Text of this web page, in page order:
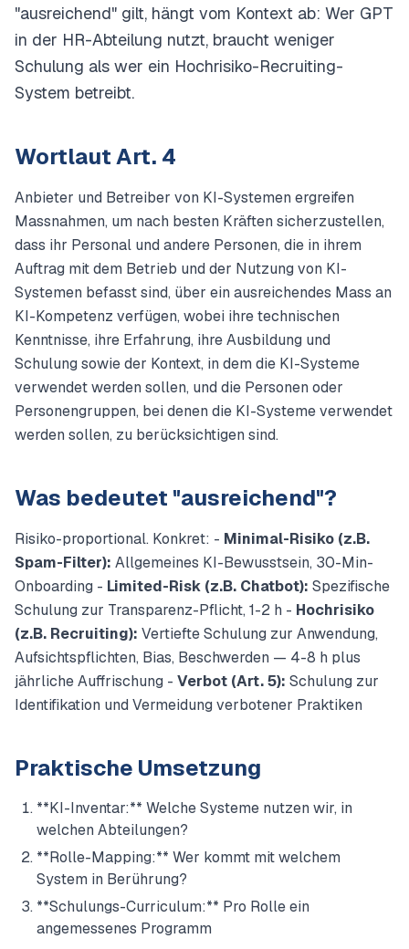
"ausreichend" gilt, hängt vom Kontext ab: Wer GPT
in der HR-Abteilung nutzt, braucht weniger
Schulung als wer ein Hochrisiko-Recruiting-
System betreibt.
Wortlaut Art. 4
Anbieter und Betreiber von KI-Systemen ergreifen
Massnahmen, um nach besten Kräften sicherzustellen,
dass ihr Personal und andere Personen, die in ihrem
Auftrag mit dem Betrieb und der Nutzung von KI-
Systemen befasst sind, über ein ausreichendes Mass an
KI-Kompetenz verfügen, wobei ihre technischen
Kenntnisse, ihre Erfahrung, ihre Ausbildung und
Schulung sowie der Kontext, in dem die KI-Systeme
verwendet werden sollen, und die Personen oder
Personengruppen, bei denen die KI-Systeme verwendet
werden sollen, zu berücksichtigen sind.
Was bedeutet "ausreichend"?
Risiko-proportional. Konkret: - Minimal-Risiko (z.B.
Spam-Filter): Allgemeines KI-Bewusstsein, 30-Min-
Onboarding - Limited-Risk (z.B. Chatbot): Spezifische
Schulung zur Transparenz-Pflicht, 1-2 h - Hochrisiko
(z.B. Recruiting): Vertiefte Schulung zur Anwendung,
Aufsichtspflichten, Bias, Beschwerden — 4-8 h plus
jährliche Auffrischung - Verbot (Art. 5): Schulung zur
Identifikation und Vermeidung verbotener Praktiken
Praktische Umsetzung
**KI-Inventar:** Welche Systeme nutzen wir, in
welchen Abteilungen?
**Rolle-Mapping:** Wer kommt mit welchem
System in Berührung?
**Schulungs-Curriculum:** Pro Rolle ein
angemessenes Programm